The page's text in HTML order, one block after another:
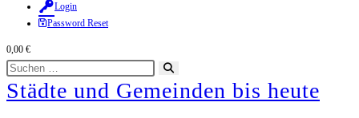
Inhalt
springen
Login
Password Reset
0,00 €
Diese
Website
durchsuchen
starten
Städte und Gemeinden bis heute